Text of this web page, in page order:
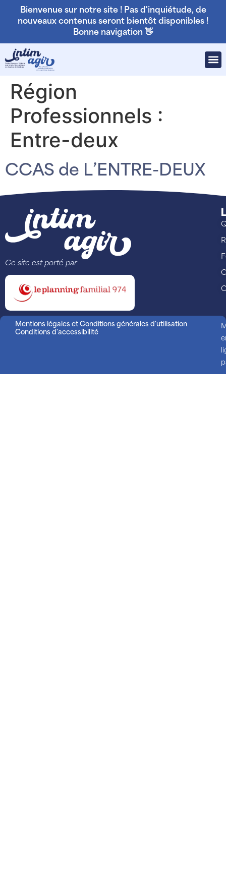
Bienvenue sur notre site ! Pas d'inquiétude, de
nouveaux contenus seront bientôt disponibles !
Bonne navigation 👋
Région
Professionnels :
Entre-deux
CCAS de L’ENTRE-DEUX
Ce site est porté par
Mentions légales et Conditions générales d'utilisation
Conditions d'accessibilité